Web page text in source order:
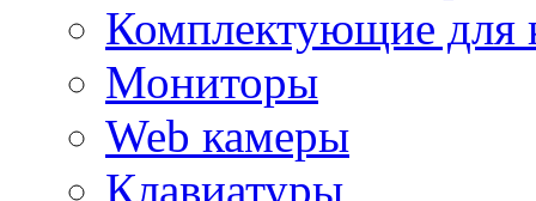
Комплектующие для
Мониторы
Web камеры
Клавиатуры